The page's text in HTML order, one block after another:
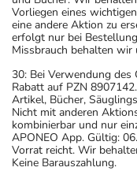
Vorliegen eines
eine andere Aktion zu
erfolgt nur bei
Missbrauch behalten wir
30: Bei Verwendung
Rabatt auf PZN
Artikel, Bücher,
Nicht mit anderen
kombinierbar und nur
APONEO App. Gültig:
Vorrat reicht. Wir
Keine Barauszahlung.